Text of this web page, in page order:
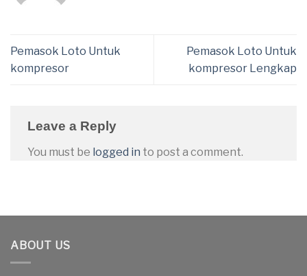
Pemasok Loto Untuk
kompresor
Pemasok Loto Untuk
kompresor Lengkap
Leave a Reply
You must be logged in to post a comment.
ABOUT US